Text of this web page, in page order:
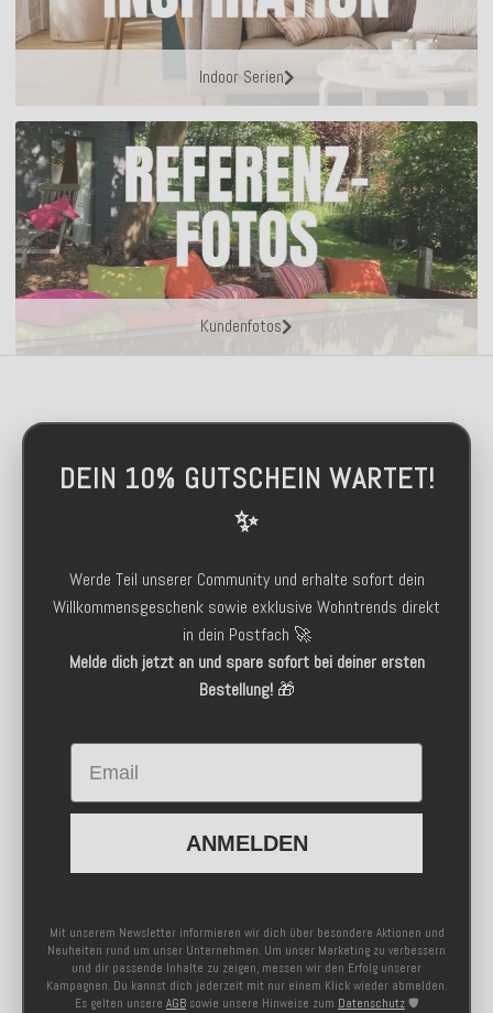
Indoor Serien
Kundenfotos
DEIN 10% GUTSCHEIN WARTET!
✨
Werde Teil unserer Community und erhalte sofort dein
Willkommensgeschenk sowie exklusive Wohntrends direkt
in dein Postfach 🚀
Melde dich jetzt an und spare sofort bei deiner ersten
Bestellung!🎁
Email
ANMELDEN
Mit unserem Newsletter informieren wir dich über besondere Aktionen und
Neuheiten rund um unser Unternehmen. Um unser Marketing zu verbessern
und dir passende Inhalte zu zeigen, messen wir den Erfolg unserer
Kampagnen. Du kannst dich jederzeit mit nur einem Klick wieder abmelden.
Es gelten unsere AGB sowie unsere Hinweise zum Datenschutz 🛡️